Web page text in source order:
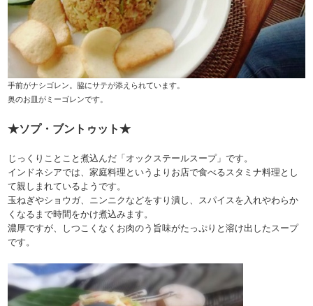
手前がナシゴレン。脇にサテが添えられています。
奥のお皿がミーゴレンです。
★ソプ・ブントゥット★
じっくりことこと煮込んだ「オックステールスープ」です。
インドネシアでは、家庭料理というよりお店で食べるスタミナ料理とし
て親しまれているようです。
玉ねぎやショウガ、ニンニクなどをすり潰し、スパイスを入れやわらか
くなるまで時間をかけ煮込みます。
濃厚ですが、しつこくなくお肉のう旨味がたっぷりと溶け出したスープ
です。